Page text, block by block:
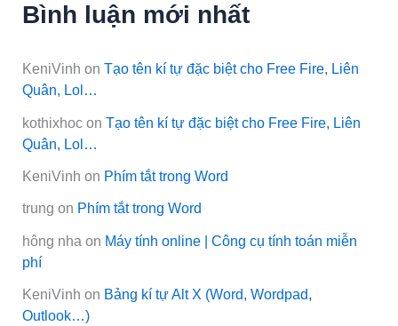
Bình luận mới nhất
KeniVinh onTạo tên kí tự đặc biệt cho Free Fire, Liên
Quân, Lol…
kothixhoc onTạo tên kí tự đặc biệt cho Free Fire, Liên
Quân, Lol…
KeniVinh on Phím tắt trong Word
trung on Phím tắt trong Word
hông nha on Máy tính online | Công cụ tính toán miễn
phí
KeniVinh on Bảng kí tự Alt X (Word, Wordpad,
Outlook…)